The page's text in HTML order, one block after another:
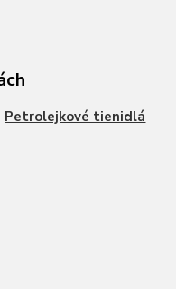
Petrolejkové tienidlá